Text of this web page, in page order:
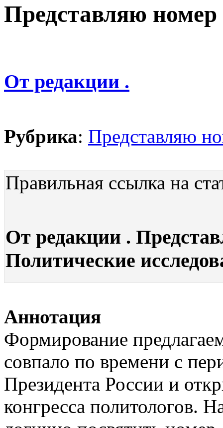
Представляю номер
От редакции .
Рубрика: Представляю
Правильная ссылка на
От редакции .
Политические
Аннотация
Формирование
совпало по времени с
Президента России и
конгресса политологов.